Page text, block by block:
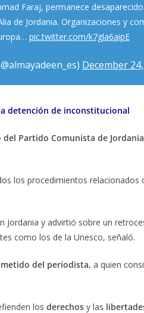
Faraj, permanece
de Jordania. Organizaciones y
pic.twitter.com/k7gla6aipE
December
detención de inconstitucional
Partido Comunista de Jordania
los procedimientos relacionados
Jordania y advirtió sobre un
como los de la Unesco, señaló.
del periodista, a quien
los derechos y las